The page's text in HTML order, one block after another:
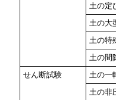
土の定
土の大
土の特
土の間
せん断試験
土の一
土の非